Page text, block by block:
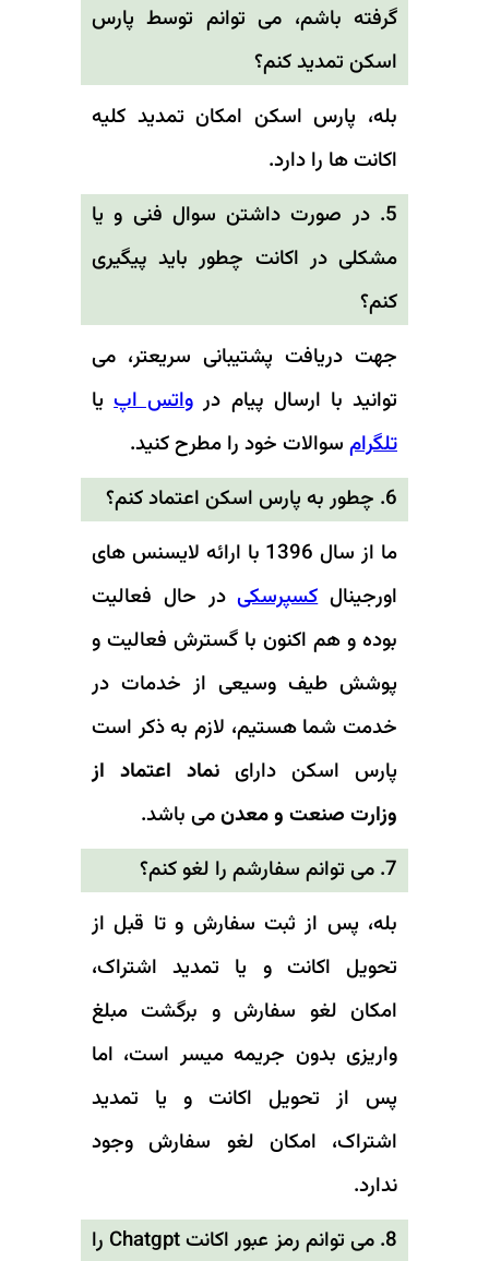
گرفته باشم، می توانم توسط پارس
اسکن تمدید کنم؟
بله، پارس اسکن امکان تمدید کلیه
اکانت ها را دارد.
5. در صورت داشتن سوال فنی و یا
مشکلی در اکانت چطور باید پیگیری
کنم؟
جهت دریافت پشتیبانی سریعتر، می
توانید با ارسال پیام در واتس اپیا
تلگرام سوالات خود را مطرح کنید.
6. چطور به پارس اسکن اعتماد کنم؟
ما از سال 1396 با ارائه لایسنس های
اورجینالکسپرسکیدر حال فعالیت
بوده و هم اکنون با گسترش فعالیت و
پوشش طیف وسیعی از خدمات در
خدمت شما هستیم، لازم به ذکر است
پارس اسکن دارای نماد اعتماد از
وزارت صنعت و معدنمی باشد.
7. می توانم سفارشم را لغو کنم؟
بله، پس از ثبت سفارش و تا قبل از
تحویل اکانت و یا تمدید اشتراک،
امکان لغو سفارش و برگشت مبلغ
واریزی بدون جریمه میسر است، اما
پس از تحویل اکانت و یا تمدید
اشتراک، امکان لغو سفارش وجود
ندارد.
8. می توانم رمز عبور اکانت Chatgpt را